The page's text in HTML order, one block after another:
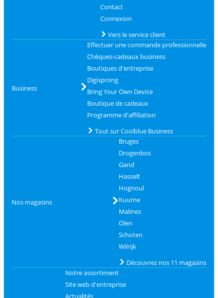
Contact
Connexion
Vers le service client
Business
Effectuer une commande professionnelle
Chèques-cadeaux business
Boutiques d'entreprise
Digisprong
Bring Your Own Device
Boutique de cadeaux
Programme d'affiliation
Tout sur Coolblue Business
Nos magasins
Bruges
Drogenbos
Gand
Hasselt
Hognoul
Kuurne
Malines
Olen
Schoten
Wilrijk
Découvrez nos 11 magasins
Notre assortiment
Site web d'entreprise
Actualités